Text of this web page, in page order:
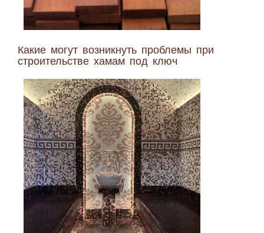
Какие могут возникнуть проблемы при
строительстве хамам под ключ